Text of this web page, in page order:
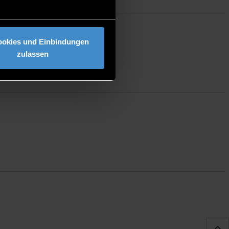
und Einbindungen
zulassen